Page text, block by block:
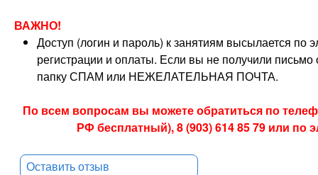
ВАЖНО!
Доступ (логин и пароль) к занятиям высылается по
регистрации и оплаты. Если вы не получили
папку СПАМ или НЕЖЕЛАТЕЛЬНАЯ ПОЧТА.
По всем вопросам вы можете обратиться по
РФ бесплатный), 8 (903) 614 85 79 или по
Оставить отзыв